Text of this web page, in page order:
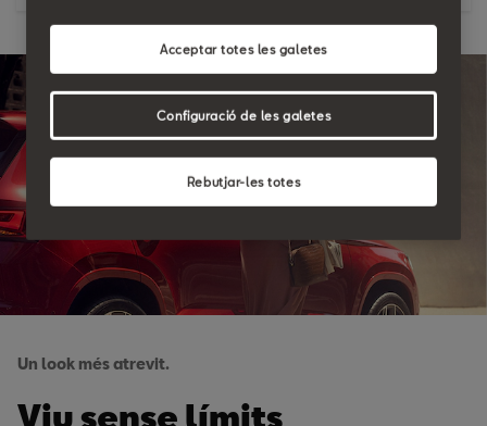
Climacoat
primera qualitat
Control de creuer adaptatiu predictiu per al Navi+
Climatronic de dues zones
Volant i seients davanters amb calefacció
Seients Electric Black Dinamica® o de cuir amb funció
de memòria
Un look més atrevit.
Viu sense límits
Rebutjar-les totes
Acceptar totes les galetes
Configuració de les galetes